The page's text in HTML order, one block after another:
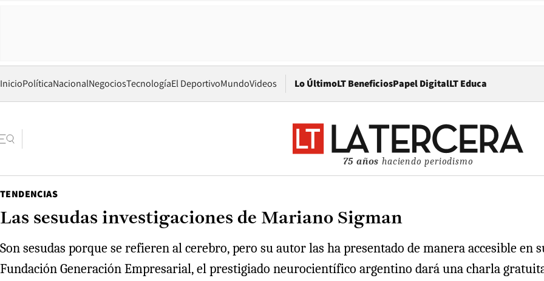
InicioPolíticaNacionalNegociosTecnologíaEl DeportivoMundoVideos Lo ÚltimoLT BeneficiosPapel DigitalOpens in new window
LT Educa
75 años haciendo periodismo
TENDENCIAS
Las sesudas investigaciones de Mariano Sigman
Son sesudas porque se refieren al cerebro, pero su autor las ha presentado de manera accesible
Fundación Generación Empresarial, el prestigiado neurocientífico argentino dará una charla